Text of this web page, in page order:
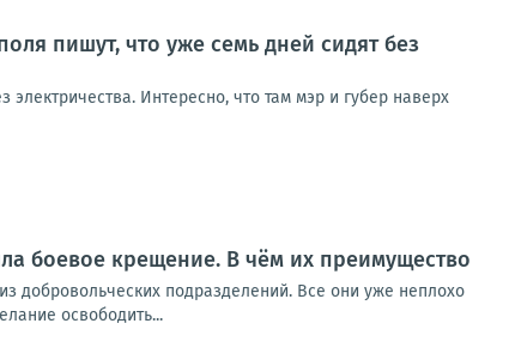
пишут, что уже семь дней сидят без
Интересно, что там мэр и губер наверх
боевое крещение. В чём их преимущество
добровольческих подразделений. Все они уже неплохо
освободить...